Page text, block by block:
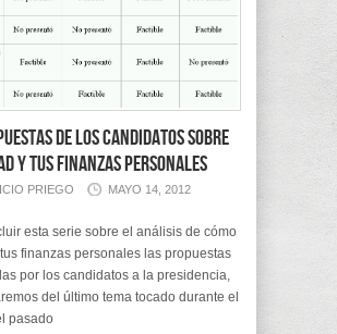
de los candidatos sobre
y tus finanzas personales
PRIEGO
MAYO 14, 2012
esta serie sobre el análisis de cómo
finanzas personales las propuestas
por los candidatos a la presidencia,
del último tema tocado durante el
pasado